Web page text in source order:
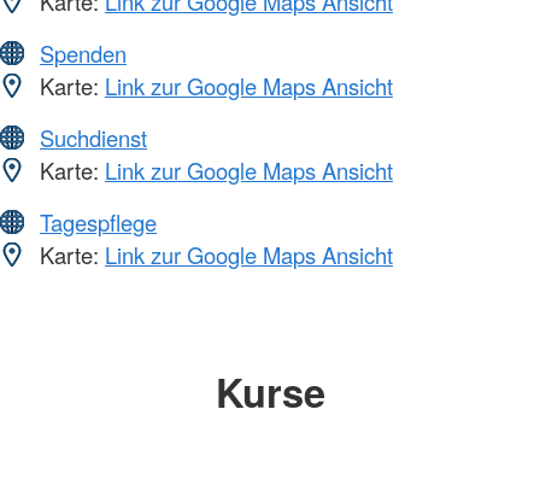
Spenden
Karte: Link zur Google Maps Ansicht
Suchdienst
Karte: Link zur Google Maps Ansicht
Tagespflege
Karte: Link zur Google Maps Ansicht
Kurse